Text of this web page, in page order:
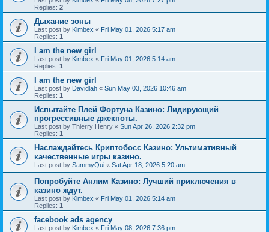
Replies: 2
Дыхание зоны
Last post by Kimbex « Fri May 01, 2026 5:17 am
Replies: 1
I am the new girl
Last post by Kimbex « Fri May 01, 2026 5:14 am
Replies: 1
I am the new girl
Last post by Davidlah « Sun May 03, 2026 10:46 am
Replies: 1
Испытайте Плей Фортуна Казино: Лидирующий
прогрессивные джекпоты.
Last post by Thierry Henry « Sun Apr 26, 2026 2:32 pm
Replies: 1
Наслаждайтесь Криптобосс Казино: Ультимативный
качественные игры казино.
Last post by SammyQui « Sat Apr 18, 2026 5:20 am
Попробуйте Анлим Казино: Лучший приключения в
казино ждут.
Last post by Kimbex « Fri May 01, 2026 5:14 am
Replies: 1
facebook ads agency
Last post by Kimbex « Fri May 08, 2026 7:36 pm